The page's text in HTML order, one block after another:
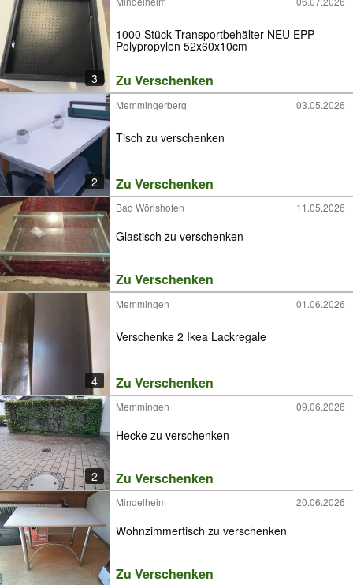
3
1000 Stück Transportbehälter NEU EPP
Polypropylen 52x60x10cm
Zu Verschenken
2
Memmingerberg 03.05.2026
Tisch zu verschenken
Zu Verschenken
Bad Wörishofen 11.05.2026
Glastisch zu verschenken
Zu Verschenken
4
Memmingen 01.06.2026
Verschenke 2 Ikea Lackregale
Zu Verschenken
2
Memmingen 09.06.2026
Hecke zu verschenken
Zu Verschenken
Mindelheim 20.06.2026
Wohnzimmertisch zu verschenken
Zu Verschenken